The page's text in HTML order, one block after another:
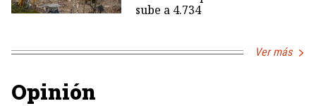
sube a 4.734
Ver más
Opinión